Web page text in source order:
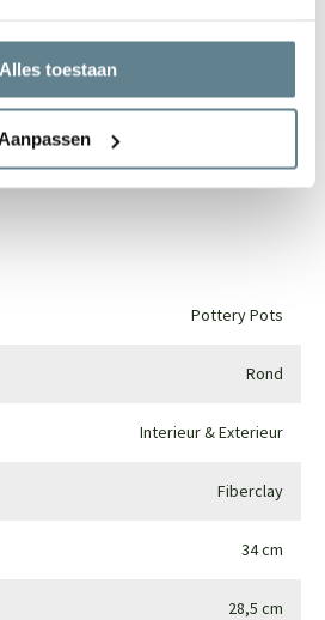
Alles toestaan
Pottery Pots
Rond
Interieur & Exterieur
Fiberclay
34 cm
28,5 cm